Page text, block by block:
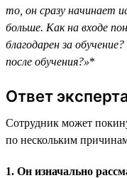
то, он сразу начинает
больше. Как на входе
благодарен за
после обучения?»*
Ответ
Сотрудник может
по нескольким
1. Он изначально